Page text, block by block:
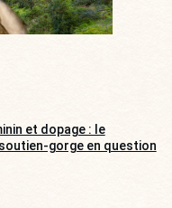
et dopage : le
gorge en question